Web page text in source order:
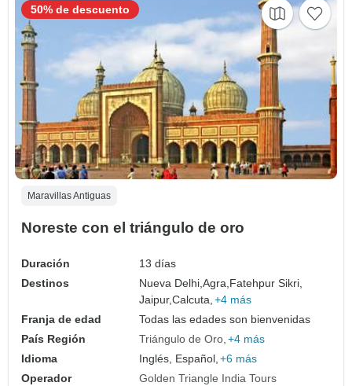
Maravillas Antiguas
Noreste con el triángulo de oro
Duración
13 días
Destinos
Nueva Delhi,Agra, Fatehpur Sikri,
Jaipur,Calcuta, +4 más
Franja de edad
Todas las edades son bienvenidas
País Región
Triángulo de Oro +4 más
Idioma
Inglés, Español, +6 más
Operador
Golden Triangle India Tours
50% de descuento